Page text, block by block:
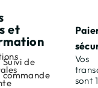
et
Suivi de
commande
Vos
sont